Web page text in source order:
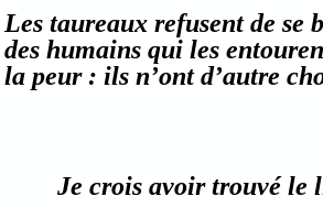
Les taureaux refusent de
des humains qui les
la peur : ils n’ont d’autre
Je crois avoir trouvé le